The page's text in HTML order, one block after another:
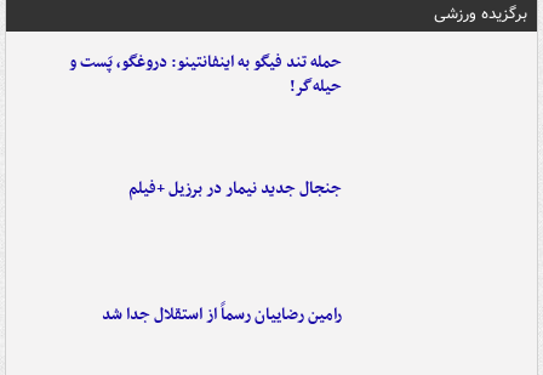
برگزیده ورزشی
حمله تند فیگو به اینفانتینو: دروغگو، پَست‌ و
حیله‌گر!
جنجال جدید نیمار در برزیل +فیلم
رامین رضاییان رسماً از استقلال جدا شد